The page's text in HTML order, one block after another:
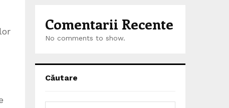
Comentarii Recente
No comments to show.
Căutare